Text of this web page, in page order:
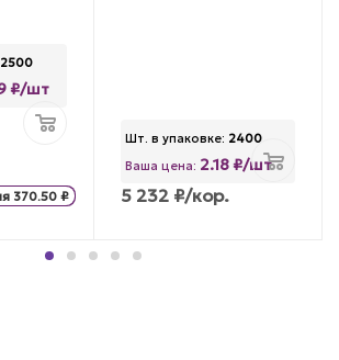
2500
₽/шт
370.50 ₽
Шт. в упаковке: 2400
Ваша цена: 2.18 ₽/шт
5 232 ₽/кор.